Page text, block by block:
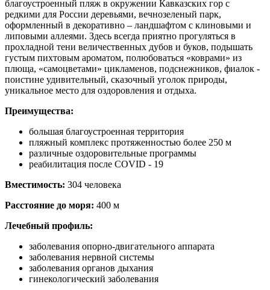
благоустроенный пляж в окружении Кавказских гор с
редкими для России деревьями, вечнозеленый парк,
оформленный в декоративно – ландшафтом с клиновыми и
липовыми аллеями. Здесь всегда приятно прогуляться в
прохладной тени величественных дубов и буков, подышать
густым пихтовым ароматом, полюбоваться «коврами» из
плюща, «самоцветами» цикламенов, подснежников, фиалок -
поистине удивительный, сказочный уголок природы,
уникальное место для оздоровления и отдыха.
Преимущества:
большая благоустроенная территория
пляжный комплекс протяженностью более 250 м
различные оздоровительные программы
реабилитация после COVID - 19
Вместимость: 304 человека
Расстояние до моря: 400 м
Лечебный профиль:
заболевания опорно-двигательного аппарата
заболевания нервной системы
заболевания органов дыхания
гинекологический заболевания